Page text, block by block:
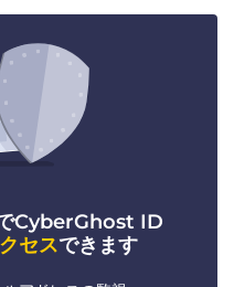
CyberGhost ID
セスできます